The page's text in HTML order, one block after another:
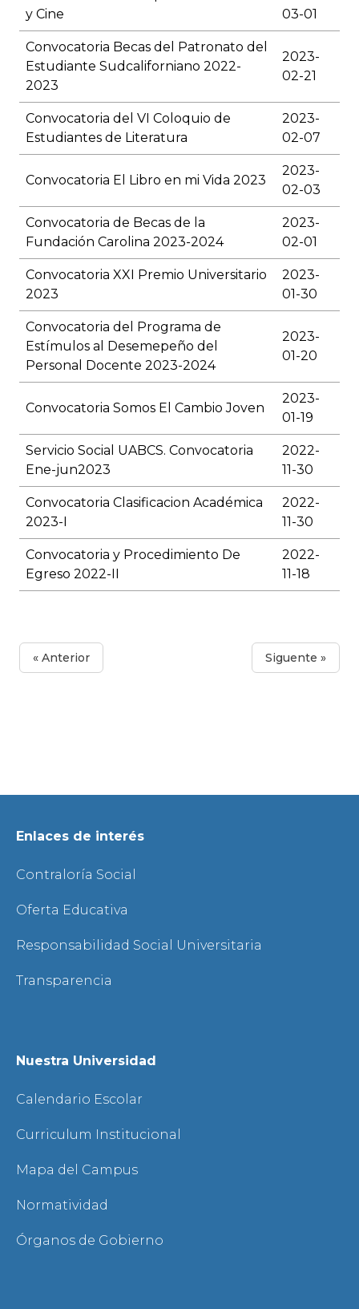
y Cine
03-01
Convocatoria Becas del Patronato del
Estudiante Sudcaliforniano 2022-
2023
2023-
02-21
Convocatoria del VI Coloquio de
Estudiantes de Literatura
2023-
02-07
Convocatoria El Libro en mi Vida 2023
2023-
02-03
Convocatoria de Becas de la
Fundación Carolina 2023-2024
2023-
02-01
Convocatoria XXI Premio Universitario
2023
2023-
01-30
Convocatoria del Programa de
Estímulos al Desemepeño del
Personal Docente 2023-2024
2023-
01-20
Convocatoria Somos El Cambio Joven
2023-
01-19
Servicio Social UABCS. Convocatoria
Ene-jun2023
2022-
11-30
Convocatoria Clasificacion Académica
2023-I
2022-
11-30
Convocatoria y Procedimiento De
Egreso 2022-II
2022-
11-18
« Anterior Siguente »
Enlaces de interés
Contraloría Social
Oferta Educativa
Responsabilidad Social Universitaria
Transparencia
Nuestra Universidad
Calendario Escolar
Curriculum Institucional
Mapa del Campus
Normatividad
Órganos de Gobierno